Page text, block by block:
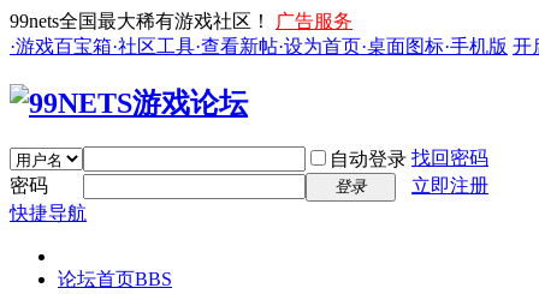
99nets全国最大稀有游戏社区！
广告服务
·游戏百宝箱·社区工具·查看新帖·设为首页·桌面图标·手机版 开
自动登录 找回密码
密码
登录
立即注册
快捷导航
论坛首页BBS